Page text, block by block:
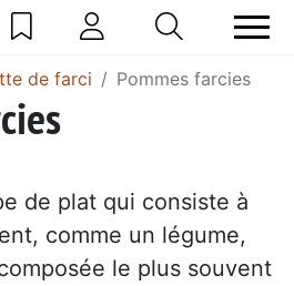
de farci Pommes farcies
de plat qui consiste à
comme un légume,
le plus souvent